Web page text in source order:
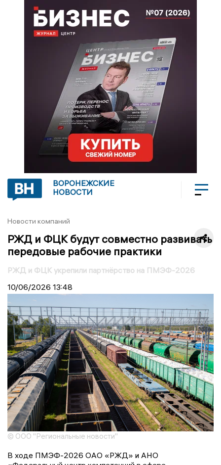
ВОРОНЕЖСКИЕ
НОВОСТИ
Новости компаний
РЖД и ФЦК будут совместно развивать
передовые рабочие практики
РЖД и ФЦК укрепили партнёрство на ПМЭФ-2026
10/06/2026 13:48
© ООО "Региональные новости"
В ходе ПМЭФ-2026 ОАО «РЖД» и АНО